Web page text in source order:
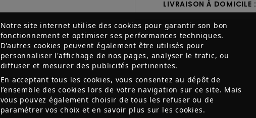
Notre site internet utilise des cookies pour garantir son bon
fonctionnement et optimiser ses performances techniques.
D'autres cookies peuvent également être utilisés pour
personnaliser l'affichage de nos pages, analyser le trafic, ou
diffuser et mesurer des publicités pertinentes.
En acceptant tous les cookies, vous consentez au dépôt de
l’ensemble des cookies lors de votre navigation sur ce site. Mais
vous pouvez également choisir de tous les refuser ou de
paramétrer vos choix et en savoir plus sur les cookies.
LIVRAISON À DOMICILE :